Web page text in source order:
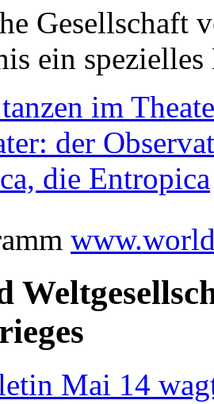
Gesellschaft
ein
im
der
die Entropica
Mai 14